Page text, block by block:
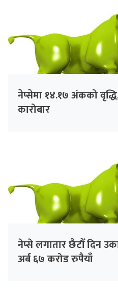
नेप्सेमा १४.१७ अंकको
कारोबार
नेप्से लगातार छैटौँ दिन
अर्ब ६७ करोड रुपैयाँ